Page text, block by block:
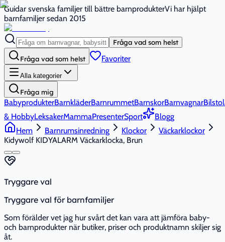
Guidar svenska familjer till bättre barnprodukterVi har hjälpt
barnfamiljer sedan 2015
Fråga vad som helst
Fråga vad som helst Favoriter
Alla kategorier
Fråga mig
BabyprodukterBarnkläderBarnrummetBarnskorBarnvagnar
& HobbyLeksakerMammaPresenterSport
Blogg
Hem
Barnrumsinredning Klockor
Väckarklockor
Kidywolf KIDYALARM Väckarklocka, Brun
Tryggare val
Tryggare val för barnfamiljer
Som förälder vet jag hur svårt det kan vara att jämföra baby-
och barnprodukter när butiker, priser och produktnamn skiljer sig
åt.